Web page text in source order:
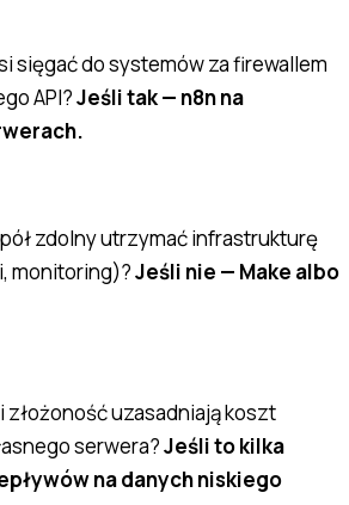
sięgać do systemów za firewallem
API?Jeśli tak — n8n na
zdolny utrzymać infrastrukturę
monitoring)?Jeśli nie — Make albo
złożoność uzasadniają koszt
serwera?Jeśli to kilka
na danych niskiego